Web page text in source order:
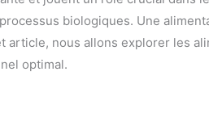
biologiques. Une
nous allons explorer les
optimal.